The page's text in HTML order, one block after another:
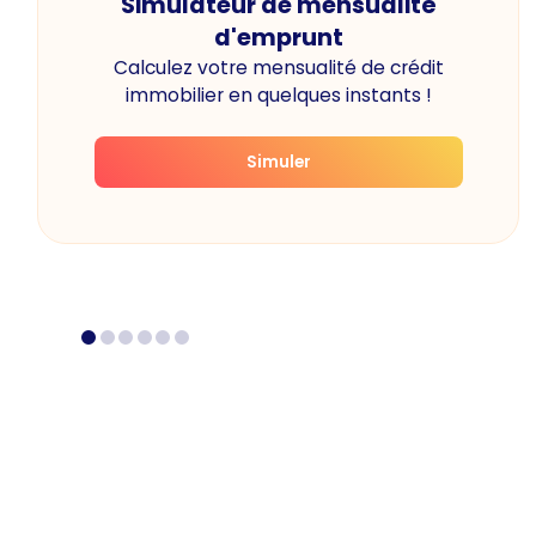
d'emprunt
Calculez votre mensualité de crédit
immobilier en quelques instants !
Simuler